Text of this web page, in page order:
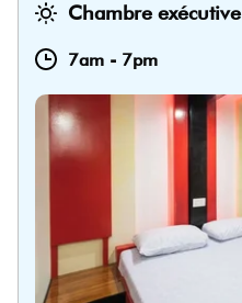
Chambre exécutive
7am - 7pm